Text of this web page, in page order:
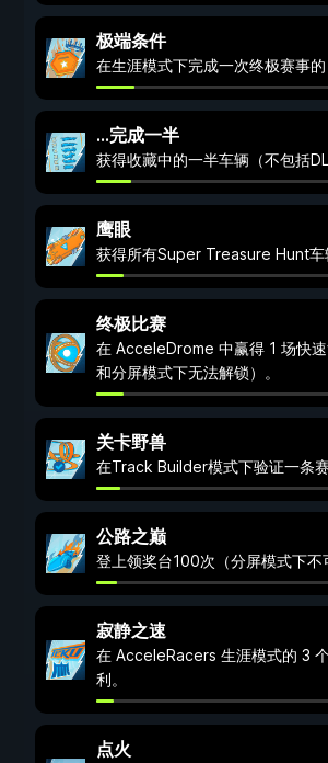
极端条件
在生涯模式下完成一次终极赛事的
…完成一半
获得收藏中的一半车辆（不包括
鹰眼
获得所有Super Treasure Hunt车
终极比赛
在 AcceleDrome 中赢得 1 场快
和分屏模式下无法解锁）。
关卡野兽
在Track Builder模式下验证一条赛
公路之巅
登上领奖台100次（分屏模式下不
寂静之速
在 AcceleRacers 生涯模式的 3
利。
点火